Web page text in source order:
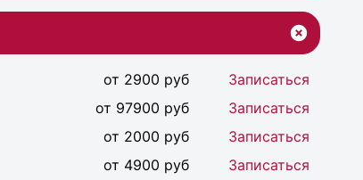
от 2900 руб
Записаться
от 97900 руб
Записаться
от 2000 руб
Записаться
от 4900 руб Записаться